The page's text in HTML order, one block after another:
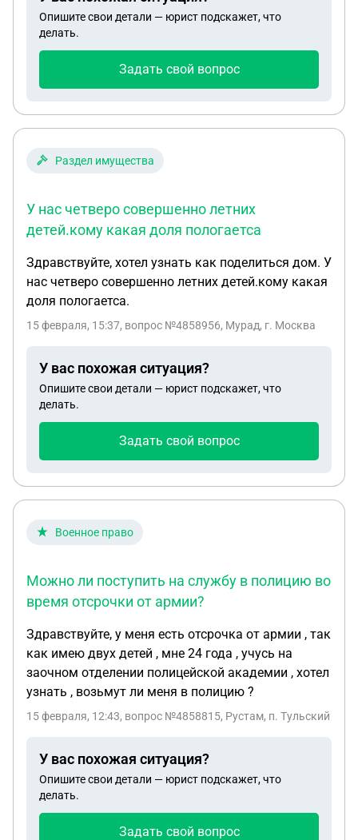
Опишите свои детали — юрист подскажет, что
делать.
Задать свой вопрос
Раздел имущества
У нас четверо совершенно летних
детей.кому какая доля пологаетса
Здравствуйте, хотел узнать как поделиться дом. У
нас четверо совершенно летних детей.кому какая
доля пологаетса.
15 февраля, 15:37, вопрос №4858956, Мурад, г. Москва
У вас похожая ситуация?
Опишите свои детали — юрист подскажет, что
делать.
Задать свой вопрос
Военное право
Можно ли поступить на службу в полицию во
время отсрочки от армии?
Здравствуйте, у меня есть отсрочка от армии , так
как имею двух детей , мне 24 года , учусь на
заочном отделении полицейской академии , хотел
узнать , возьмут ли меня в полицию ?
15 февраля, 12:43, вопрос №4858815, Рустам, п. Тульский
У вас похожая ситуация?
Опишите свои детали — юрист подскажет, что
делать.
Задать свой вопрос